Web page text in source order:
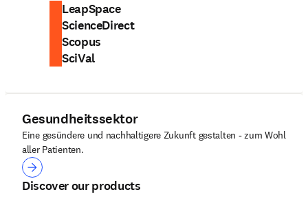
LeapSpace
ScienceDirect
Scopus
SciVal
Gesundheitssektor
Eine gesündere und nachhaltigere Zukunft gestalten - zum Wohl
aller Patienten.
Gesundheitssektor
Discover our products